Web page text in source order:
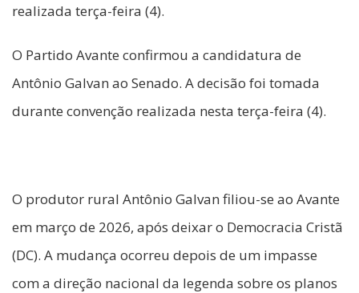
realizada terça-feira (4).
O Partido Avante confirmou a candidatura de
Antônio Galvan ao Senado. A decisão foi tomada
durante convenção realizada nesta terça-feira (4).
O produtor rural Antônio Galvan filiou-se ao Avante
em março de 2026, após deixar o Democracia Cristã
(DC). A mudança ocorreu depois de um impasse
com a direção nacional da legenda sobre os planos